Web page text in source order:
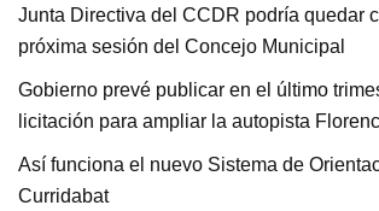
Junta Directiva del CCDR podría quedar
próxima sesión del Concejo Municipal
Gobierno prevé publicar en el último
licitación para ampliar la autopista
Así funciona el nuevo Sistema de
Curridabat